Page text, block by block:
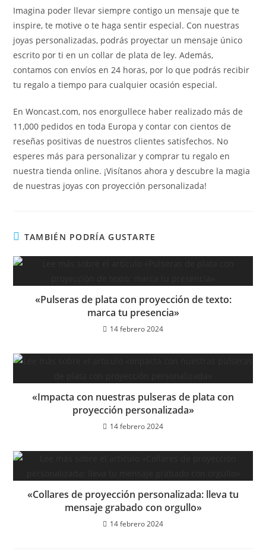
Imagina poder llevar siempre contigo un mensaje que te
inspire, te motive o te haga sentir especial. Con nuestras
joyas personalizadas, podrás proyectar un mensaje único
escrito por ti en un collar de plata de ley. Además,
contamos con envíos en 24 horas, por lo que podrás recibir
tu regalo a tiempo para cualquier ocasión especial.
En Woncast.com, nos enorgullece haber realizado más de
11,000 pedidos en toda Europa y contar con cientos de
reseñas positivas de nuestros clientes satisfechos. No
esperes más para personalizar y comprar tu regalo en
nuestra tienda online. ¡Visítanos ahora y descubre la magia
de nuestras joyas con proyección personalizada!
TAMBIÉN PODRÍA GUSTARTE
«Pulseras de plata con proyección de texto:
marca tu presencia»
14 febrero 2024
«Impacta con nuestras pulseras de plata con
proyección personalizada»
14 febrero 2024
«Collares de proyección personalizada: lleva tu
mensaje grabado con orgullo»
14 febrero 2024